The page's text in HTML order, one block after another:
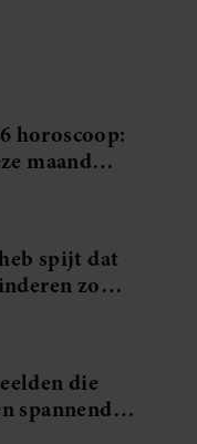
horoscoop:
maand
spijt dat
zo
die
spannende